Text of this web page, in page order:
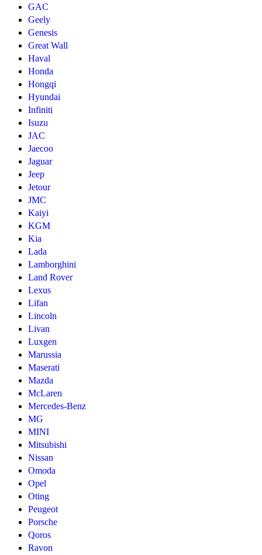
GAC
Geely
Genesis
Great Wall
Haval
Honda
Hongqi
Hyundai
Infiniti
Isuzu
JAC
Jaecoo
Jaguar
Jeep
Jetour
JMC
Kaiyi
KGM
Kia
Lada
Lamborghini
Land Rover
Lexus
Lifan
Lincoln
Livan
Luxgen
Marussia
Maserati
Mazda
McLaren
Mercedes-Benz
MG
MINI
Mitsubishi
Nissan
Omoda
Opel
Oting
Peugeot
Porsche
Qoros
Ravon